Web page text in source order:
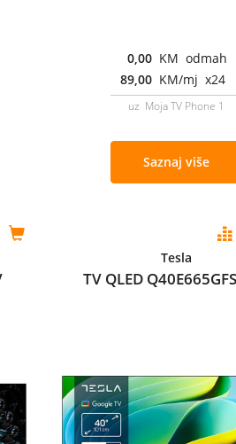
0,00 KM odmah
89,00 KM/mj x24
uz Moja TV Phone 1
Saznaj više
Tesla
TV QLED